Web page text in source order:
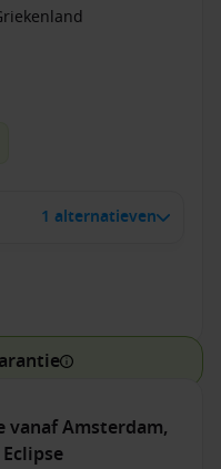
1 alternatieven
vanaf Amsterdam,